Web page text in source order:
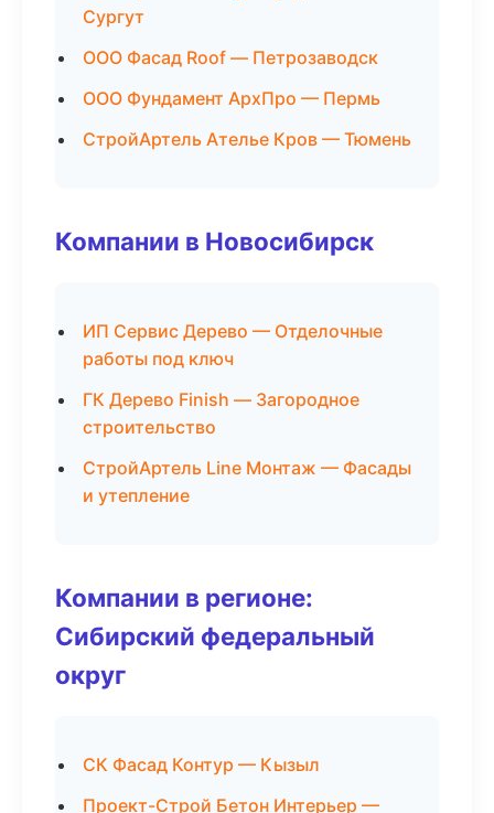
Сургут
ООО Фасад Roof — Петрозаводск
ООО Фундамент АрхПро — Пермь
СтройАртель Ателье Кров — Тюмень
Компании в Новосибирск
ИП Сервис Дерево — Отделочные
работы под ключ
ГК Дерево Finish — Загородное
строительство
СтройАртель Line Монтаж — Фасады
и утепление
Компании в регионе:
Сибирский федеральный
округ
СК Фасад Контур — Кызыл
Проект-Строй Бетон Интерьер —